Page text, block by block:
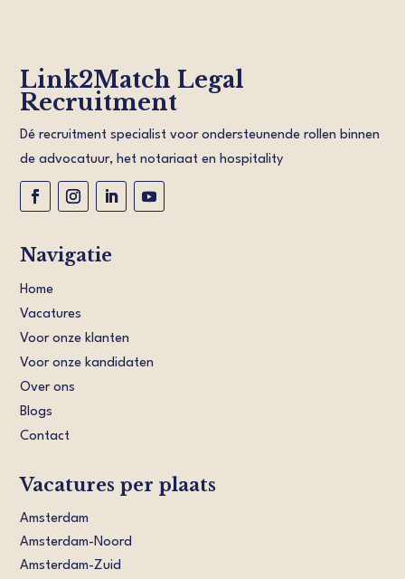
Link2Match Legal
Recruitment
Dé recruitment specialist voor ondersteunende rollen binnen
de advocatuur, het notariaat en hospitality
Navigatie
Home
Vacatures
Voor onze klanten
Voor onze kandidaten
Over ons
Blogs
Contact
Vacatures per plaats
Amsterdam
Amsterdam-Noord
Amsterdam-Zuid